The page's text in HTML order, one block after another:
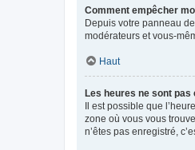
Comment empêcher
Depuis votre panneau
modérateurs et vous-
Haut
Les heures ne sont pas
Il est possible que
zone où vous vous
n’êtes pas enregistré,